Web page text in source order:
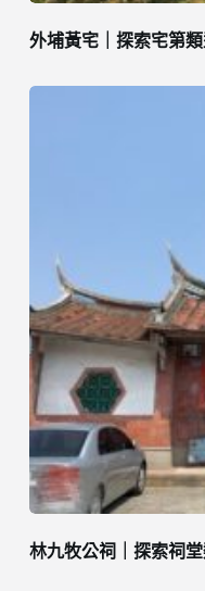
外埔黃宅｜探索宅第
林九牧公祠｜探索祠